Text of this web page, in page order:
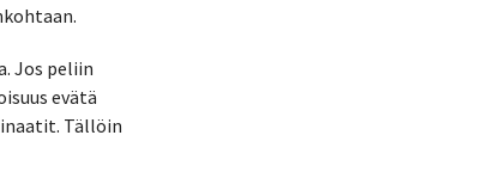
Jos peliin
evätä
Tällöin